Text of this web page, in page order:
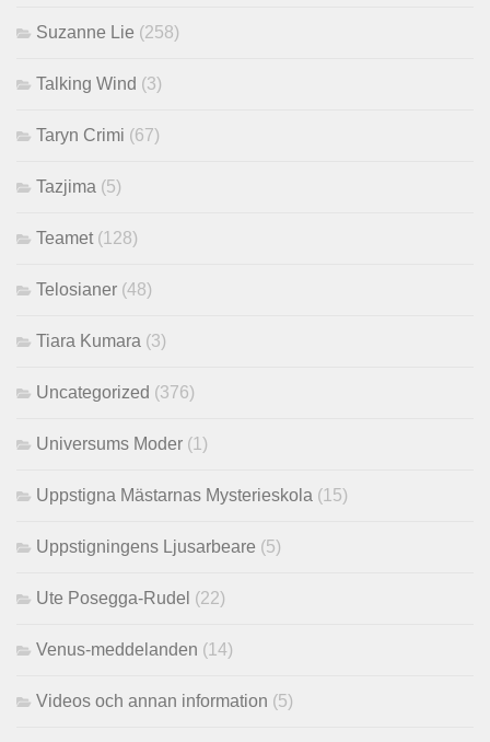
Suzanne Lie (258)
Talking Wind (3)
Taryn Crimi (67)
Tazjima (5)
Teamet(128)
Telosianer (48)
Tiara Kumara (3)
Uncategorized (376)
Universums Moder (1)
Uppstigna Mästarnas Mysterieskola (15)
Uppstigningens Ljusarbeare (5)
Ute Posegga-Rudel (22)
Venus-meddelanden (14)
Videos och annan information (5)